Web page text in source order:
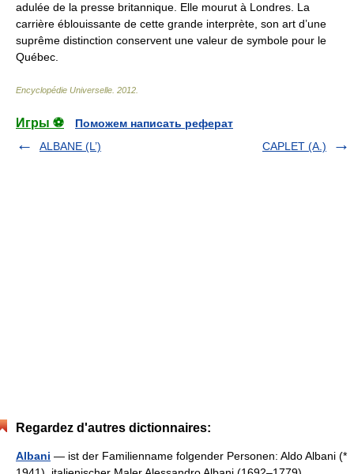
adulée de la presse britannique. Elle mourut à Londres. La
carrière éblouissante de cette grande interprète, son art d’une
suprême distinction conservent une valeur de symbole pour le
Québec.
Encyclopédie Universelle 2012
Игры ⚽
Поможем написать реферат
ALBANE (L’)
CAPLET (A.)
Regardez d'autres dictionnaires:
Albani — ist der Familienname folgender Personen: Aldo Albani (*